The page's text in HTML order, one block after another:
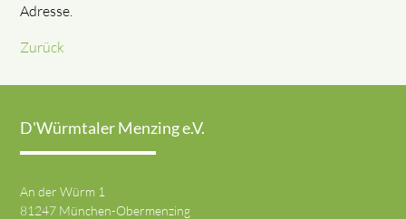
Adresse.
Zurück
D'Würmtaler Menzing e.V.
An der Würm 1
81247 München-Obermenzing